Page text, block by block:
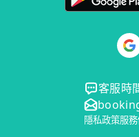
客服時
隱私政策服